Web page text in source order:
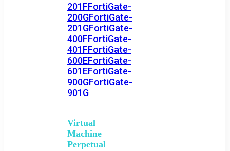
201FFortiGate-
200GFortiGate-
201GFortiGate-
400FFortiGate-
401FFortiGate-
600EFortiGate-
601EFortiGate-
900GFortiGate-
901G
Virtual
Machine
Perpetual